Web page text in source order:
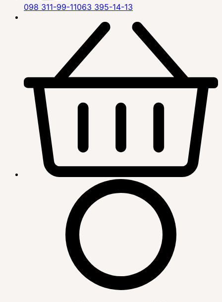
098 311-99-11063 395-14-13